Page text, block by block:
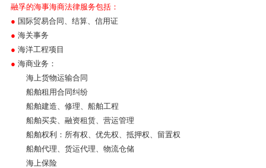
融孚的海事海商法律服务包括：
● 国际贸易合同、结算、信用证
● 海关事务
● 海洋工程项目
● 海商业务：
海上货物运输合同
船舶租用合同纠纷
船舶建造、修理、船舶工程
船舶买卖、融资租赁、营运管理
船舶权利：所有权、优先权、抵押权、留置权
船舶代理、货运代理、物流仓储
海上保险